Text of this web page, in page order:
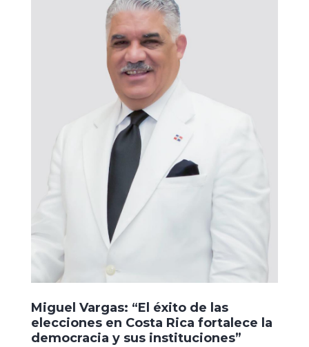
Miguel Vargas: “El éxito de las
elecciones en Costa Rica fortalece la
democracia y sus instituciones”